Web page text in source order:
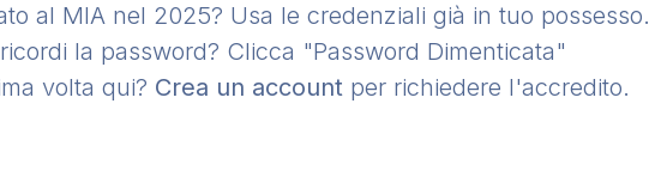
al MIA nel 2025? Usa le credenziali già in tuo possesso.
la password? Clicca "Password Dimenticata"
volta qui? Crea un account per richiedere l'accredito.